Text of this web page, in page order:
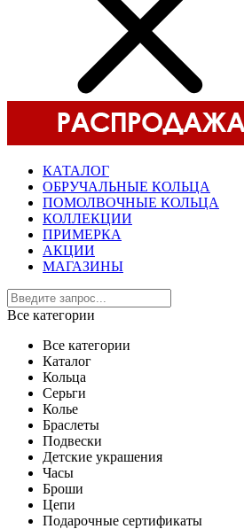
КАТАЛОГ
ОБРУЧАЛЬНЫЕ КОЛЬЦА
ПОМОЛВОЧНЫЕ КОЛЬЦА
КОЛЛЕКЦИИ
ПРИМЕРКА
АКЦИИ
МАГАЗИНЫ
Все категории
Все категории
Каталог
Кольца
Серьги
Колье
Браслеты
Подвески
Детские украшения
Часы
Броши
Цепи
Подарочные сертификаты